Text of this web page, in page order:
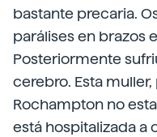
bastante precaria.
parálises en brazos
Posteriormente
cerebro. Esta
Rochampton no
está hospitalizada a